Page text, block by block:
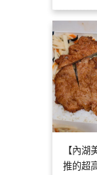
【內
推的超